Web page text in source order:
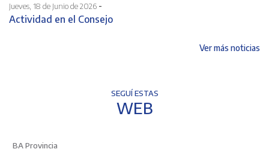
Jueves, 18 de Junio de 2026 -
Actividad en el Consejo
Ver más noticias
SEGUÍ ESTAS
WEB
BA Provincia